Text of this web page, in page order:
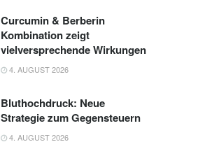
Curcumin & Berberin
Kombination zeigt
vielversprechende Wirkungen
4. AUGUST 2026
Bluthochdruck: Neue
Strategie zum Gegensteuern
4. AUGUST 2026